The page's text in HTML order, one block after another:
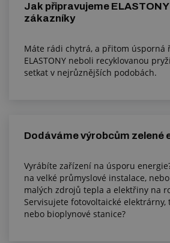
Jak připravujeme
zákazníky
Máte rádi chytrá, a přitom úsporná
ELASTONY neboli recyklovanou
setkat v nejrůznějších podobách.
Dodáváme výrobcům zelené
Vyrábíte zařízení na úsporu
na velké průmyslové instalace,
malých zdrojů tepla a elektřiny na
Servisujete fotovoltaické
nebo bioplynové stanice?